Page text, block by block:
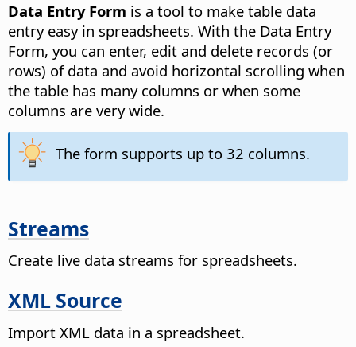
Data Entry Form is a tool to make table data
entry easy in spreadsheets. With the Data Entry
Form, you can enter, edit and delete records (or
rows) of data and avoid horizontal scrolling when
the table has many columns or when some
columns are very wide.
The form supports up to 32 columns.
Streams
Create live data streams for spreadsheets.
XML Source
Import XML data in a spreadsheet.